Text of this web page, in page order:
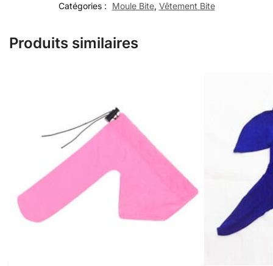
Catégories :
Moule Bite, Vêtement Bite
Produits similaires